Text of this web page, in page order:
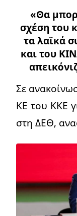
«Θα
σχέση του
τα λαϊκά
και του
Σε
ΚΕ του ΚΚΕ
στη ΔΕΘ,